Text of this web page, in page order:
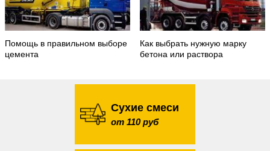
Помощь в правильном выборе
цемента
Как выбрать нужную марку
бетона или раствора
Сухие смеси
от 110 руб